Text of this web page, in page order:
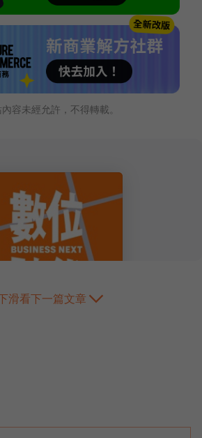
容未經允許，不得轉載。
滑看下一篇文章